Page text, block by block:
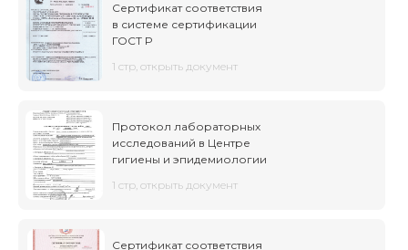
Сертификат соответствия
в системе сертификации
ГОСТ Р
1 стр, открыть документ
Сертификат соответствия
Протокол лабораторных
исследований в Центре
гигиены и эпидемиологии
1 стр, открыть документ